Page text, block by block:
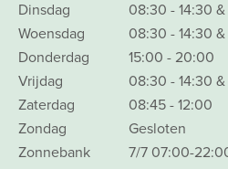
Dinsdag
08:30 - 14:30
Woensdag
08:30 - 14:30
Donderdag
15:00 - 20:00
Vrijdag
08:30 - 14:30
Zaterdag
08:45 - 12:00
Zondag
Gesloten
Zonnebank
7/7 07:00-